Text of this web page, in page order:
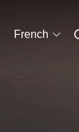
French